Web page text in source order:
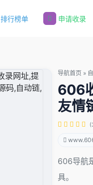
排行榜单 申请收录
导航首页 »
606
友情
606导航
具。